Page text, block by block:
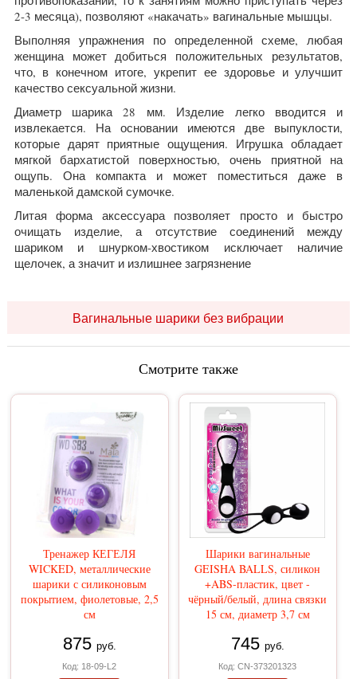
2-3 месяца), позволяют «накачать» вагинальные мышцы.
Выполняя упражнения по определенной схеме, любая
женщина может добиться положительных результатов,
что, в конечном итоге, укрепит ее здоровье и улучшит
качество сексуальной жизни.
Диаметр шарика 28 мм. Изделие легко вводится и
извлекается. На основании имеются две выпуклости,
которые дарят приятные ощущения. Игрушка обладает
мягкой бархатистой поверхностью, очень приятной на
ощупь. Она компакта и может поместиться даже в
маленькой дамской сумочке.
Литая форма аксессуара позволяет просто и быстро
очищать изделие, а отсутствие соединений между
шариком и шнурком-хвостиком исключает наличие
щелочек, а значит и излишнее загрязнение
Вагинальные шарики без вибрации
Смотрите также
Тренажер КЕГЕЛЯ
WICKED, металлические
шарики с силиконовым
покрытием, фиолетовые, 2,5
см
875 руб.
Код: 18-09-L2
Шарики вагинальные
GEISHA BALLS, силикон
+ABS-пластик, цвет -
чёрный/белый, длина связки
15 см, диаметр 3,7 см
745 руб.
Код: CN-373201323